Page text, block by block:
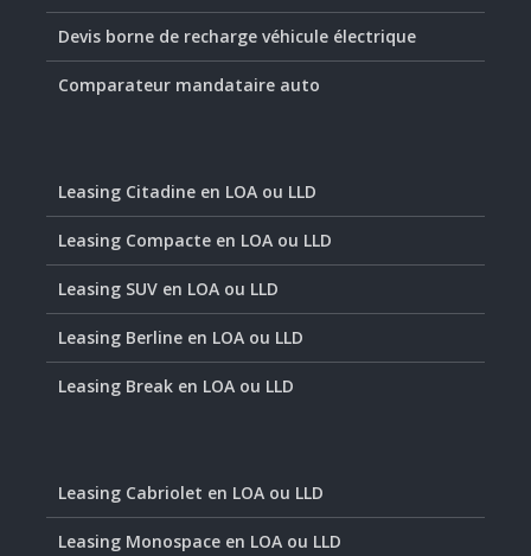
Devis borne de recharge véhicule électrique
Comparateur mandataire auto
Leasing Citadine en LOA ou LLD
Leasing Compacte en LOA ou LLD
Leasing SUV en LOA ou LLD
Leasing Berline en LOA ou LLD
Leasing Break en LOA ou LLD
Leasing Cabriolet en LOA ou LLD
Leasing Monospace en LOA ou LLD